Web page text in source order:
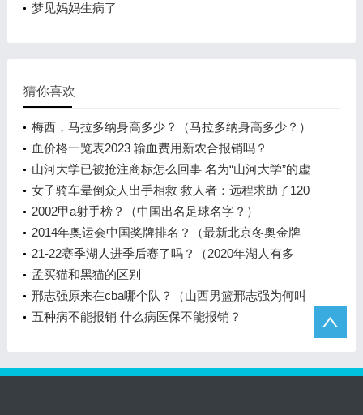
梦见妈妈生病了
猜你喜欢
梅西，马拉多纳身高多少？（马拉多纳身高多少？）
血价格一览表2023 输血费用新农合报销吗？
山河大学已被抢注商标怎么回事 名为“山河大学”的虚
拟高校在网上爆火
女子骑车晕倒众人出手相救 救人者：远程求助了120
2002甲a射手榜？（中国出名足球名字？）
2014年奥运会中国奖牌排名？（最新北京冬奥金牌
榜？）
21-22赛季湖人进季后赛了吗？（2020年湖人有多
强？）
孟买猫和黑猫的区别
邢志强原来在cba哪个队？（山西男篮邢志强为何叫
大牛？）
五种病不能报销 什么病医保不能报销？